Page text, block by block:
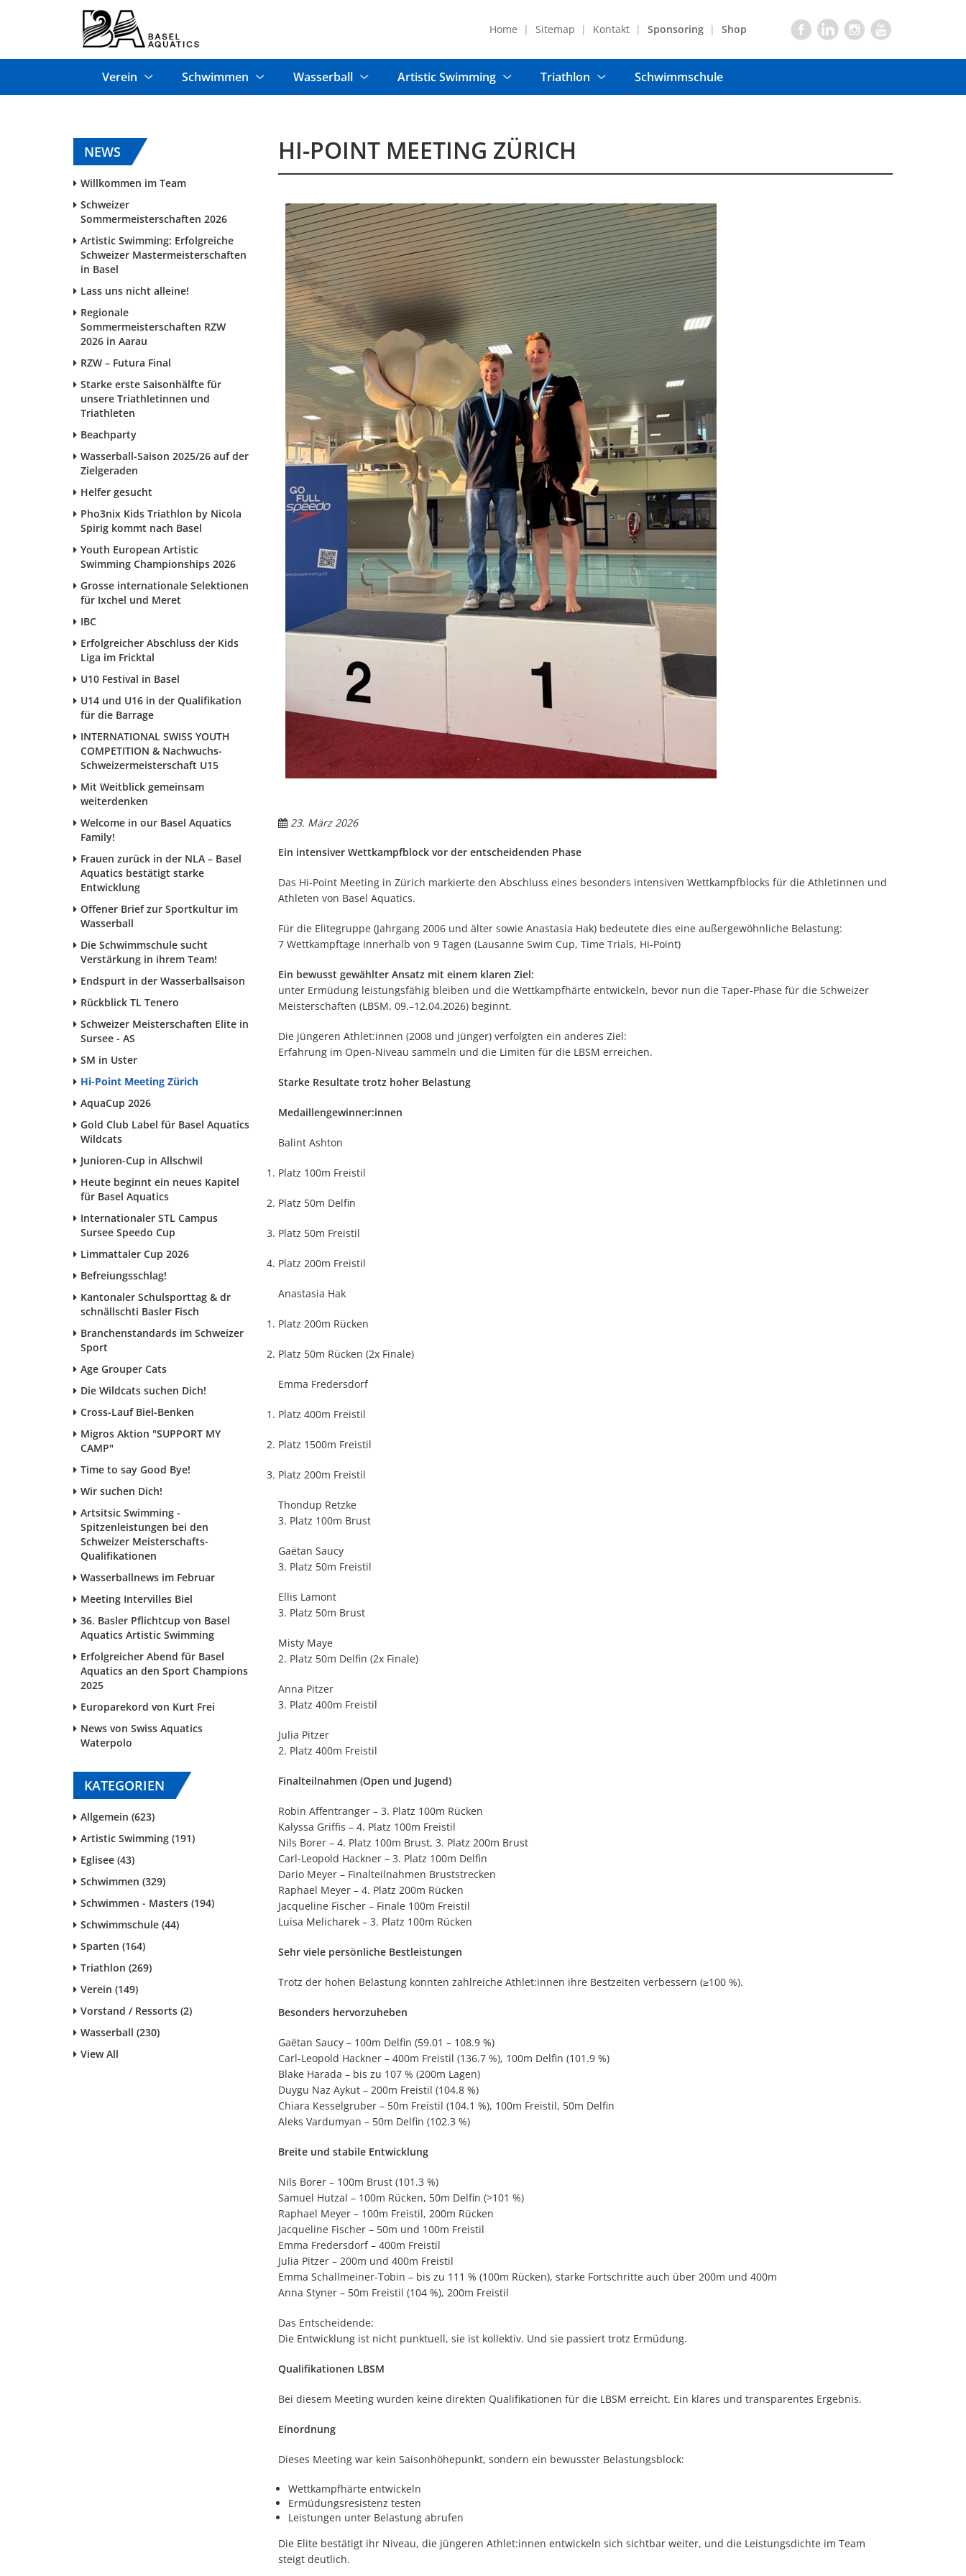
Home Sitemap Kontakt Sponsoring Shop
Verein Schwimmen Wasserball Artistic Swimming Triathlon Schwimmschule
NEWS
Willkommen im Team
Schweizer
Sommermeisterschaften 2026
Artistic Swimming: Erfolgreiche
Schweizer Mastermeisterschaften
in Basel
Lass uns nicht alleine!
Regionale
Sommermeisterschaften RZW
2026 in Aarau
RZW – Futura Final
Starke erste Saisonhälfte für
unsere Triathletinnen und
Triathleten
Beachparty
Wasserball-Saison 2025/26 auf der
Zielgeraden
Helfer gesucht
Pho3nix Kids Triathlon by Nicola
Spirig kommt nach Basel
Youth European Artistic
Swimming Championships 2026
Grosse internationale Selektionen
für Ixchel und Meret
IBC
Erfolgreicher Abschluss der Kids
Liga im Fricktal
U10 Festival in Basel
U14 und U16 in der Qualifikation
für die Barrage
INTERNATIONAL SWISS YOUTH
COMPETITION & Nachwuchs-
Schweizermeisterschaft U15
Mit Weitblick gemeinsam
weiterdenken
Welcome in our Basel Aquatics
Family!
Frauen zurück in der NLA – Basel
Aquatics bestätigt starke
Entwicklung
Offener Brief zur Sportkultur im
Wasserball
Die Schwimmschule sucht
Verstärkung in ihrem Team!
Endspurt in der Wasserballsaison
Rückblick TL Tenero
Schweizer Meisterschaften Elite in
Sursee - AS
SM in Uster
Hi-Point Meeting Zürich
AquaCup 2026
Gold Club Label für Basel Aquatics
Wildcats
Junioren-Cup in Allschwil
Heute beginnt ein neues Kapitel
für Basel Aquatics
Internationaler STL Campus
Sursee Speedo Cup
Limmattaler Cup 2026
Befreiungsschlag!
Kantonaler Schulsporttag & dr
schnällschti Basler Fisch
Branchenstandards im Schweizer
Sport
Age Grouper Cats
Die Wildcats suchen Dich!
Cross-Lauf Biel-Benken
Migros Aktion "SUPPORT MY
CAMP"
Time to say Good Bye!
Wir suchen Dich!
Artsitsic Swimming -
Spitzenleistungen bei den
Schweizer Meisterschafts-
Qualifikationen
Wasserballnews im Februar
Meeting Intervilles Biel
36. Basler Pflichtcup von Basel
Aquatics Artistic Swimming
Erfolgreicher Abend für Basel
Aquatics an den Sport Champions
2025
Europarekord von Kurt Frei
News von Swiss Aquatics
Waterpolo
KATEGORIEN
Allgemein (623)
Artistic Swimming (191)
Eglisee (43)
Schwimmen (329)
Schwimmen - Masters (194)
Schwimmschule (44)
Sparten (164)
Triathlon (269)
Verein (149)
Vorstand / Ressorts (2)
Wasserball (230)
View All
HI-POINT MEETING ZÜRICH
23. März 2026
Ein intensiver Wettkampfblock vor der entscheidenden Phase
Das Hi-Point Meeting in Zürich markierte den Abschluss eines besonders intensiven Wettkampfblocks für die Athletinnen und
Athleten von Basel Aquatics.
Für die Elitegruppe (Jahrgang 2006 und älter sowie Anastasia Hak) bedeutete dies eine außergewöhnliche Belastung:
7 Wettkampftage innerhalb von 9 Tagen (Lausanne Swim Cup, Time Trials, Hi-Point)
Ein bewusst gewählter Ansatz mit einem klaren Ziel:
unter Ermüdung leistungsfähig bleiben und die Wettkampfhärte entwickeln, bevor nun die Taper-Phase für die Schweizer
Meisterschaften (LBSM, 09.–12.04.2026) beginnt.
Die jüngeren Athlet:innen (2008 und jünger) verfolgten ein anderes Ziel:
Erfahrung im Open-Niveau sammeln und die Limiten für die LBSM erreichen.
Starke Resultate trotz hoher Belastung
Medaillengewinner:innen
Balint Ashton
Platz 100m Freistil
Platz 50m Delfin
Platz 50m Freistil
Platz 200m Freistil
Anastasia Hak
Platz 200m Rücken
Platz 50m Rücken (2x Finale)
Emma Fredersdorf
Platz 400m Freistil
Platz 1500m Freistil
Platz 200m Freistil
Thondup Retzke
3. Platz 100m Brust
Gaëtan Saucy
3. Platz 50m Freistil
Ellis Lamont
3. Platz 50m Brust
Misty Maye
2. Platz 50m Delfin (2x Finale)
Anna Pitzer
3. Platz 400m Freistil
Julia Pitzer
2. Platz 400m Freistil
Finalteilnahmen (Open und Jugend)
Robin Affentranger – 3. Platz 100m Rücken
Kalyssa Griffis – 4. Platz 100m Freistil
Nils Borer – 4. Platz 100m Brust, 3. Platz 200m Brust
Carl-Leopold Hackner – 3. Platz 100m Delfin
Dario Meyer – Finalteilnahmen Bruststrecken
Raphael Meyer – 4. Platz 200m Rücken
Jacqueline Fischer – Finale 100m Freistil
Luisa Melicharek – 3. Platz 100m Rücken
Sehr viele persönliche Bestleistungen
Trotz der hohen Belastung konnten zahlreiche Athlet:innen ihre Bestzeiten verbessern (≥100 %).
Besonders hervorzuheben
Gaëtan Saucy – 100m Delfin (59.01 – 108.9 %)
Carl-Leopold Hackner – 400m Freistil (136.7 %), 100m Delfin (101.9 %)
Blake Harada – bis zu 107 % (200m Lagen)
Duygu Naz Aykut – 200m Freistil (104.8 %)
Chiara Kesselgruber – 50m Freistil (104.1 %), 100m Freistil, 50m Delfin
Aleks Vardumyan – 50m Delfin (102.3 %)
Breite und stabile Entwicklung
Nils Borer – 100m Brust (101.3 %)
Samuel Hutzal – 100m Rücken, 50m Delfin (>101 %)
Raphael Meyer – 100m Freistil, 200m Rücken
Jacqueline Fischer – 50m und 100m Freistil
Emma Fredersdorf – 400m Freistil
Julia Pitzer – 200m und 400m Freistil
Emma Schallmeiner-Tobin – bis zu 111 % (100m Rücken), starke Fortschritte auch über 200m und 400m
Anna Styner – 50m Freistil (104 %), 200m Freistil
Das Entscheidende:
Die Entwicklung ist nicht punktuell, sie ist kollektiv. Und sie passiert trotz Ermüdung.
Qualifikationen LBSM
Bei diesem Meeting wurden keine direkten Qualifikationen für die LBSM erreicht. Ein klares und transparentes Ergebnis.
Einordnung
Dieses Meeting war kein Saisonhöhepunkt, sondern ein bewusster Belastungsblock:
Wettkampfhärte entwickeln
Ermüdungsresistenz testen
Leistungen unter Belastung abrufen
Die Elite bestätigt ihr Niveau, die jüngeren Athlet:innen entwickeln sich sichtbar weiter, und die Leistungsdichte im Team
steigt deutlich.